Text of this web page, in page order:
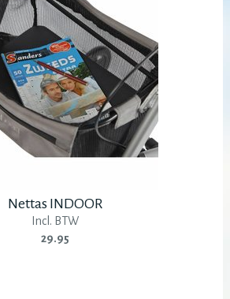
Nettas INDOOR
Incl. BTW
29.95